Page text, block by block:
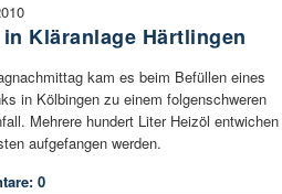
Kläranlage Härtlingen
kam es beim Befüllen eines
in Kölbingen zu einem folgenschweren
Mehrere hundert Liter Heizöl entwichen
aufgefangen werden.
0